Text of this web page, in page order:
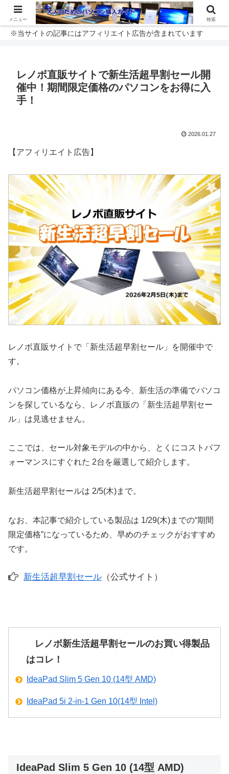
※当サイトの記事にはアフィリエイト広告が含まれています
レノボ直販サイトで新生活超早割セール開
催中！期間限定価格のパソコンをお得に入
手！
2026.01.27
【アフィリエイト広告】
レノボ直販サイトで「新生活超早割セール」を開催中で
す。
パソコン価格が上昇傾向にある今、新生活の準備でパソコ
ンを探しているなら、レノボ直販の「新生活超早割セー
ル」は見逃せません。
ここでは、セール対象モデルの中から、とくにコストパフ
ォーマンスにすぐれた 2台を厳選して紹介します。
新生活超早割セールは 2/5(木)まで。
なお、本記事で紹介している製品は 1/29(木)までの“期間
限定価格”になっているため、早めのチェックがおすすめ
です。
新生活超早割セール （公式サイト）
レノボ新生活超早割セールのお買い得製品
はコレ！
IdeaPad Slim 5 Gen 10 (14型 AMD)
IdeaPad 5i 2-in-1 Gen 10(14型 Intel)
IdeaPad Slim 5 Gen 10 (14型 AMD)
メニュー 検索